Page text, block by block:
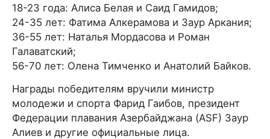
18-23 года: Алиса Белая и Саид Гамидов;
24-35 лет: Фатима Алкерамова и Заур Аркания;
36-55 лет: Наталья Мордасова и Роман
Галаватский;
56-70 лет: Олена Тимченко и Анатолий Байков.
Награды победителям вручили министр
молодежи и спорта Фарид Гаибов, президент
Федерации плавания Азербайджана (ASF) Заур
Алиев и другие официальные лица.